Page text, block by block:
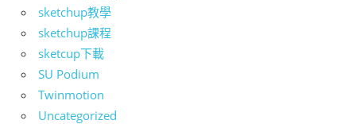
sketchup教學
sketchup課程
sketcup下載
SU Podium
Twinmotion
Uncategorized